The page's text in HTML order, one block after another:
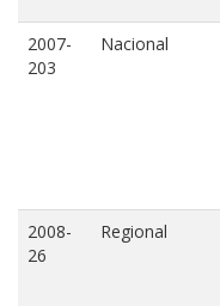
2007-
203
Nacional
2008-
26
Regional